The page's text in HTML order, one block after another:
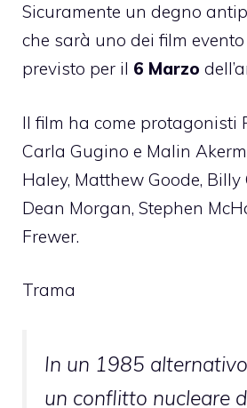
Sicuramente un degno
che sarà uno dei film evento
previsto per il 6 Marzo
Il film ha come protagonisti
Carla Gugino e Malin
Haley, Matthew Goode, Billy
Dean Morgan, Stephen
Frewer.
Trama
In un 1985
un conflitto nucleare